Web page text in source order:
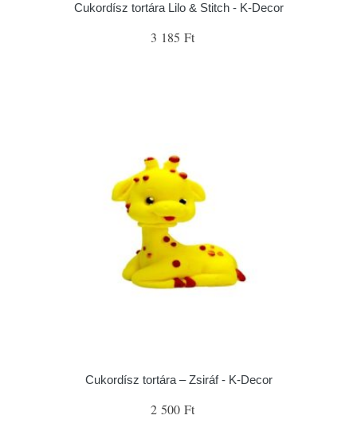
Cukordísz tortára Lilo & Stitch - K-Decor
3 185 Ft
Cukordísz tortára – Zsiráf - K-Decor
2 500 Ft